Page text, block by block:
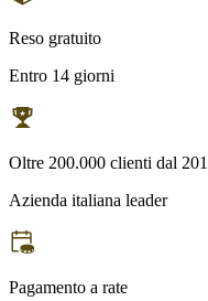
Reso gratuito
Entro 14 giorni
Oltre 200.000 clienti dal
Azienda italiana leader
Pagamento a rate